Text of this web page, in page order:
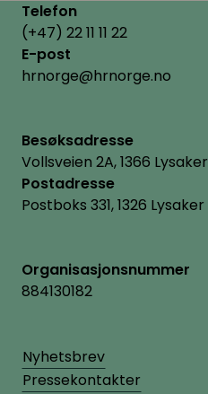
Telefon
(+47) 22 11 11 22
E-post
hrnorge@hrnorge.no
Besøksadresse
Vollsveien 2A, 1366 Lysaker
Postadresse
Postboks 331, 1326 Lysaker
Organisasjonsnummer
884130182
Nyhetsbrev
Pressekontakter